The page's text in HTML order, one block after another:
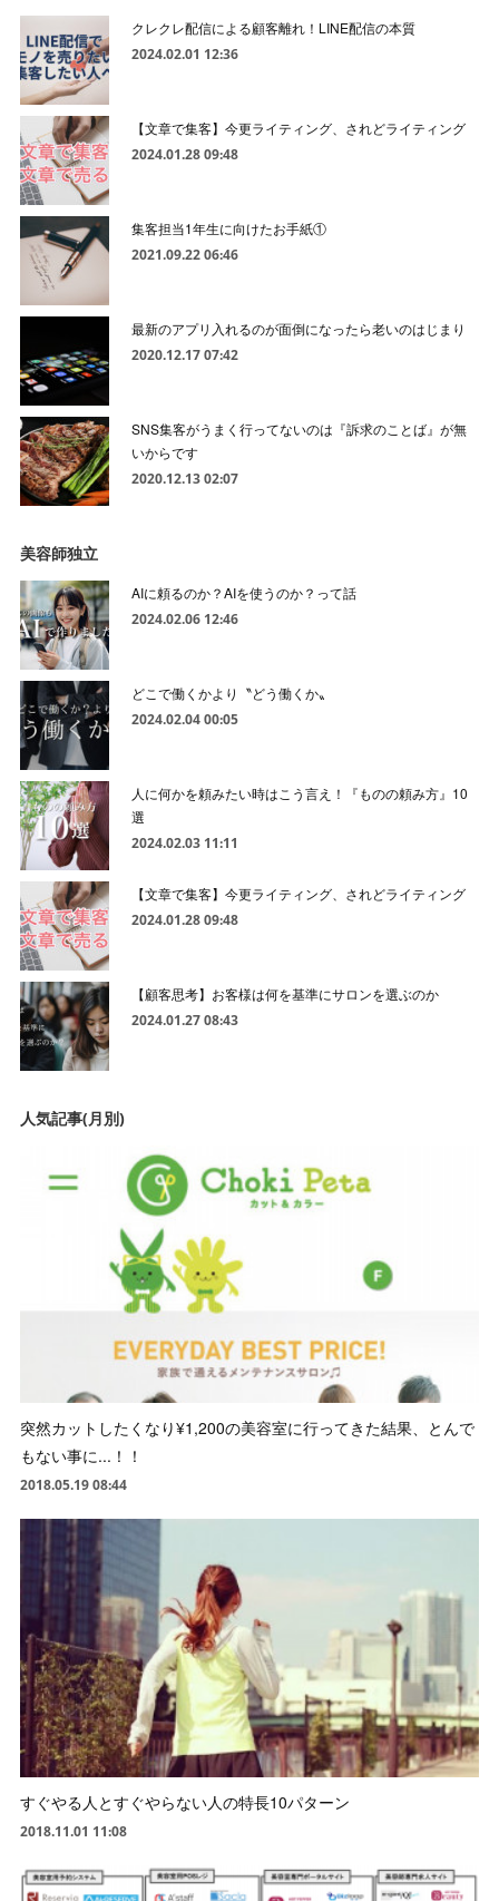
クレクレ配信による顧客離れ！LINE配信の本質
2024.02.01 12:36
【文章で集客】今更ライティング、されどライティング
2024.01.28 09:48
集客担当1年生に向けたお手紙①
2021.09.22 06:46
最新のアプリ入れるのが面倒になったら老いのはじまり
2020.12.17 07:42
SNS集客がうまく行ってないのは『訴求のことば』が無
いからです
2020.12.13 02:07
美容師独立
AIに頼るのか？AIを使うのか？って話
2024.02.06 12:46
どこで働くかより〝どう働くか〟
2024.02.04 00:05
人に何かを頼みたい時はこう言え！『ものの頼み方』10
選
2024.02.03 11:11
【文章で集客】今更ライティング、されどライティング
2024.01.28 09:48
【顧客思考】お客様は何を基準にサロンを選ぶのか
2024.01.27 08:43
人気記事(月別)
突然カットしたくなり¥1,200の美容室に行ってきた結果、とんで
もない事に...！！
2018.05.19 08:44
すぐやる人とすぐやらない人の特長10パターン
2018.11.01 11:08